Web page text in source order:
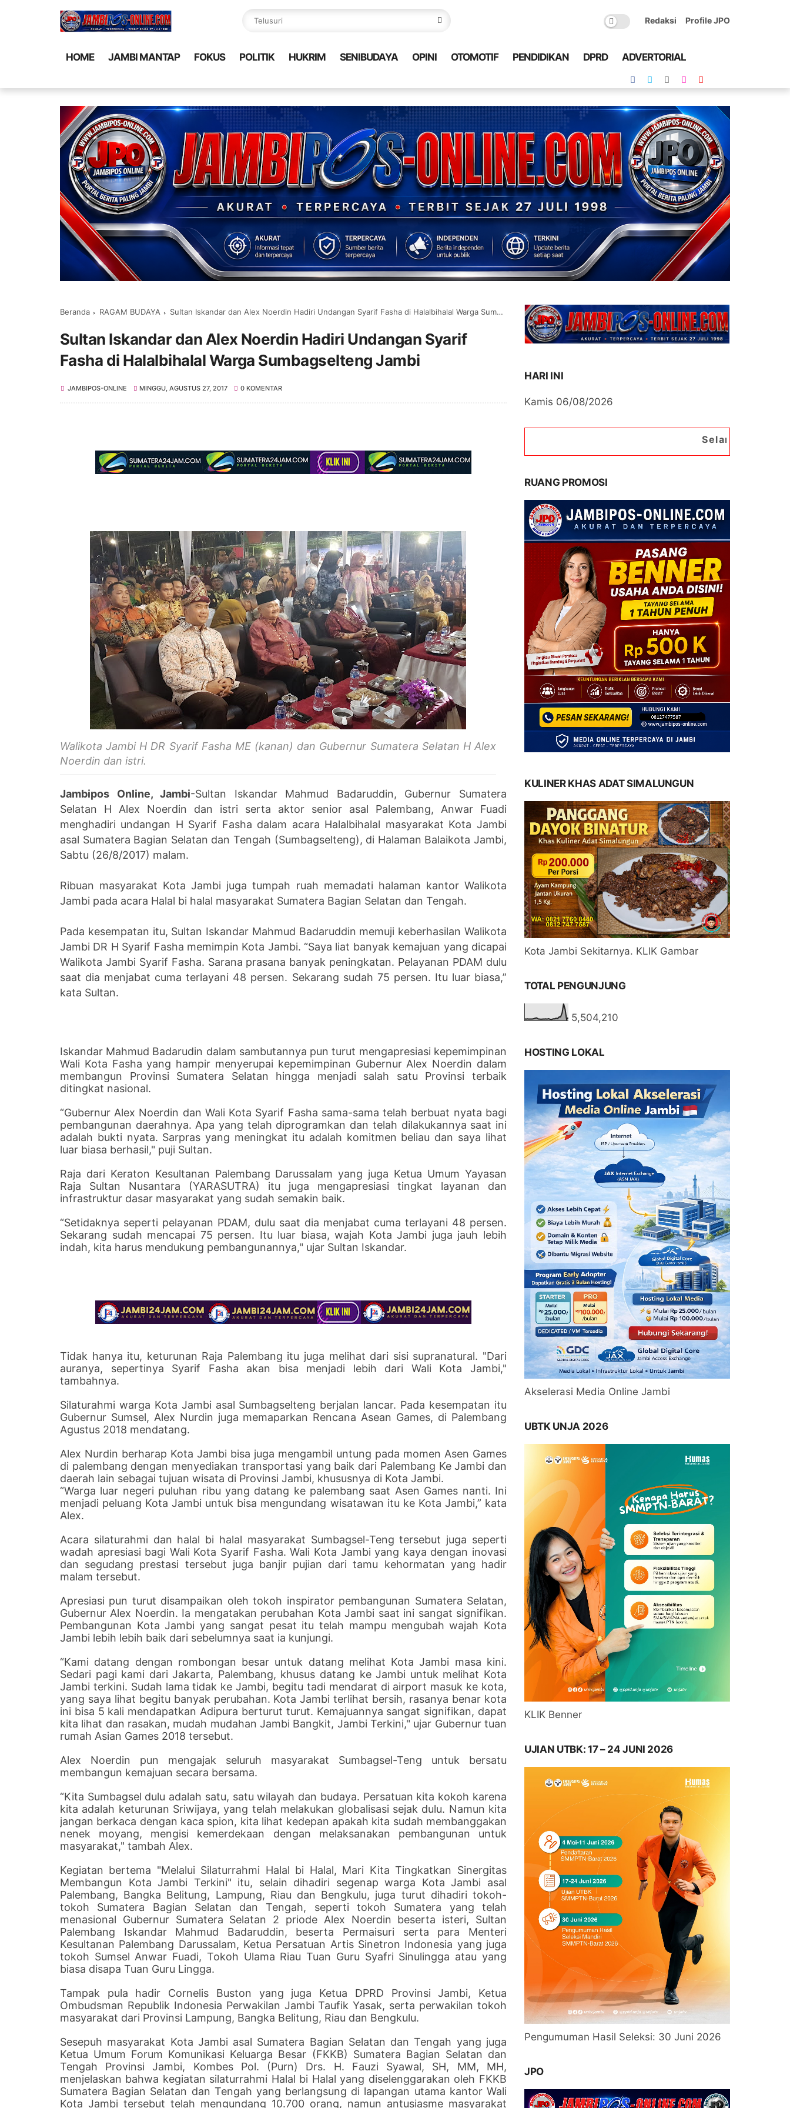
Redaksi Profile JPO
HOME JAMBI MANTAP FOKUS POLITIK HUKRIM SENIBUDAYA OPINI OTOMOTIF PENDIDIKAN DPRD ADVERTORIAL
Beranda RAGAM BUDAYA Sultan Iskandar dan Alex Noerdin Hadiri Undangan Syarif Fasha di Halalbihalal Warga Sumbagselteng Jambi
Sultan Iskandar dan Alex Noerdin Hadiri Undangan Syarif
Fasha di Halalbihalal Warga Sumbagselteng Jambi
JAMBIPOS-ONLINE MINGGU, AGUSTUS 27, 2017 0 KOMENTAR
Walikota Jambi H DR Syarif Fasha ME (kanan) dan Gubernur Sumatera Selatan H Alex
Noerdin dan istri.
Jambipos Online, Jambi-Sultan Iskandar Mahmud Badaruddin, Gubernur Sumatera
Selatan H Alex Noerdin dan istri serta aktor senior asal Palembang, Anwar Fuadi
menghadiri undangan H Syarif Fasha dalam acara Halalbihalal masyarakat Kota Jambi
asal Sumatera Bagian Selatan dan Tengah (Sumbagselteng), di Halaman Balaikota Jambi,
Sabtu (26/8/2017) malam.
Ribuan masyarakat Kota Jambi juga tumpah ruah memadati halaman kantor Walikota
Jambi pada acara Halal bi halal masyarakat Sumatera Bagian Selatan dan Tengah.
Pada kesempatan itu, Sultan Iskandar Mahmud Badaruddin memuji keberhasilan Walikota
Jambi DR H Syarif Fasha memimpin Kota Jambi. “Saya liat banyak kemajuan yang dicapai
Walikota Jambi Syarif Fasha. Sarana prasana banyak peningkatan. Pelayanan PDAM dulu
saat dia menjabat cuma terlayani 48 persen. Sekarang sudah 75 persen. Itu luar biasa,”
kata Sultan.
Iskandar Mahmud Badarudin dalam sambutannya pun turut mengapresiasi kepemimpinan
Wali Kota Fasha yang hampir menyerupai kepemimpinan Gubernur Alex Noerdin dalam
membangun Provinsi Sumatera Selatan hingga menjadi salah satu Provinsi terbaik
ditingkat nasional.
“Gubernur Alex Noerdin dan Wali Kota Syarif Fasha sama-sama telah berbuat nyata bagi
pembangunan daerahnya. Apa yang telah diprogramkan dan telah dilakukannya saat ini
adalah bukti nyata. Sarpras yang meningkat itu adalah komitmen beliau dan saya lihat
luar biasa berhasil," puji Sultan.
Raja dari Keraton Kesultanan Palembang Darussalam yang juga Ketua Umum Yayasan
Raja Sultan Nusantara (YARASUTRA) itu juga mengapresiasi tingkat layanan dan
infrastruktur dasar masyarakat yang sudah semakin baik.
“Setidaknya seperti pelayanan PDAM, dulu saat dia menjabat cuma terlayani 48 persen.
Sekarang sudah mencapai 75 persen. Itu luar biasa, wajah Kota Jambi juga jauh lebih
indah, kita harus mendukung pembangunannya," ujar Sultan Iskandar.
Tidak hanya itu, keturunan Raja Palembang itu juga melihat dari sisi supranatural. "Dari
auranya, sepertinya Syarif Fasha akan bisa menjadi lebih dari Wali Kota Jambi,"
tambahnya.
Silaturahmi warga Kota Jambi asal Sumbagselteng berjalan lancar. Pada kesempatan itu
Gubernur Sumsel, Alex Nurdin juga memaparkan Rencana Asean Games, di Palembang
Agustus 2018 mendatang.
Alex Nurdin berharap Kota Jambi bisa juga mengambil untung pada momen Asen Games
di palembang dengan menyediakan transportasi yang baik dari Palembang Ke Jambi dan
daerah lain sebagai tujuan wisata di Provinsi Jambi, khususnya di Kota Jambi.
“Warga luar negeri puluhan ribu yang datang ke palembang saat Asen Games nanti. Ini
menjadi peluang Kota Jambi untuk bisa mengundang wisatawan itu ke Kota Jambi,” kata
Alex.
Acara silaturahmi dan halal bi halal masyarakat Sumbagsel-Teng tersebut juga seperti
wadah apresiasi bagi Wali Kota Syarif Fasha. Wali Kota Jambi yang kaya dengan inovasi
dan segudang prestasi tersebut juga banjir pujian dari tamu kehormatan yang hadir
malam tersebut.
Apresiasi pun turut disampaikan oleh tokoh inspirator pembangunan Sumatera Selatan,
Gubernur Alex Noerdin. Ia mengatakan perubahan Kota Jambi saat ini sangat signifikan.
Pembangunan Kota Jambi yang sangat pesat itu telah mampu mengubah wajah Kota
Jambi lebih lebih baik dari sebelumnya saat ia kunjungi.
“Kami datang dengan rombongan besar untuk datang melihat Kota Jambi masa kini.
Sedari pagi kami dari Jakarta, Palembang, khusus datang ke Jambi untuk melihat Kota
Jambi terkini. Sudah lama tidak ke Jambi, begitu tadi mendarat di airport masuk ke kota,
yang saya lihat begitu banyak perubahan. Kota Jambi terlihat bersih, rasanya benar kota
ini bisa 5 kali mendapatkan Adipura berturut turut. Kemajuannya sangat signifikan, dapat
kita lihat dan rasakan, mudah mudahan Jambi Bangkit, Jambi Terkini," ujar Gubernur tuan
rumah Asian Games 2018 tersebut.
Alex Noerdin pun mengajak seluruh masyarakat Sumbagsel-Teng untuk bersatu
membangun kemajuan secara bersama.
“Kita Sumbagsel dulu adalah satu, satu wilayah dan budaya. Persatuan kita kokoh karena
kita adalah keturunan Sriwijaya, yang telah melakukan globalisasi sejak dulu. Namun kita
jangan berkaca dengan kaca spion, kita lihat kedepan apakah kita sudah membanggakan
nenek moyang, mengisi kemerdekaan dengan melaksanakan pembangunan untuk
masyarakat," tambah Alex.
Kegiatan bertema "Melalui Silaturrahmi Halal bi Halal, Mari Kita Tingkatkan Sinergitas
Membangun Kota Jambi Terkini" itu, selain dihadiri segenap warga Kota Jambi asal
Palembang, Bangka Belitung, Lampung, Riau dan Bengkulu, juga turut dihadiri tokoh-
tokoh Sumatera Bagian Selatan dan Tengah, seperti tokoh Sumatera yang telah
menasional Gubernur Sumatera Selatan 2 priode Alex Noerdin beserta isteri, Sultan
Palembang Iskandar Mahmud Badaruddin, beserta Permaisuri serta para Menteri
Kesultanan Palembang Darussalam, Ketua Persatuan Artis Sinetron Indonesia yang juga
tokoh Sumsel Anwar Fuadi, Tokoh Ulama Riau Tuan Guru Syafri Sinulingga atau yang
biasa disapa Tuan Guru Lingga.
Tampak pula hadir Cornelis Buston yang juga Ketua DPRD Provinsi Jambi, Ketua
Ombudsman Republik Indonesia Perwakilan Jambi Taufik Yasak, serta perwakilan tokoh
masyarakat dari Provinsi Lampung, Bangka Belitung, Riau dan Bengkulu.
Sesepuh masyarakat Kota Jambi asal Sumatera Bagian Selatan dan Tengah yang juga
Ketua Umum Forum Komunikasi Keluarga Besar (FKKB) Sumatera Bagian Selatan dan
Tengah Provinsi Jambi, Kombes Pol. (Purn) Drs. H. Fauzi Syawal, SH, MM, MH,
menjelaskan bahwa kegiatan silaturrahmi Halal bi Halal yang diselenggarakan oleh FKKB
Sumatera Bagian Selatan dan Tengah yang berlangsung di lapangan utama kantor Wali
Kota Jambi tersebut telah mengundang 10.700 orang, namun antusiasme masyarakat
HARI INI
Kamis 06/08/2026
Selamat Datang di Portal
RUANG PROMOSI
KULINER KHAS ADAT SIMALUNGUN
Kota Jambi Sekitarnya. KLIK Gambar
TOTAL PENGUNJUNG
5,504,210
HOSTING LOKAL
Akselerasi Media Online Jambi
UBTK UNJA 2026
KLIK Benner
UJIAN UTBK: 17 – 24 JUNI 2026
Pengumuman Hasil Seleksi: 30 Juni 2026
JPO